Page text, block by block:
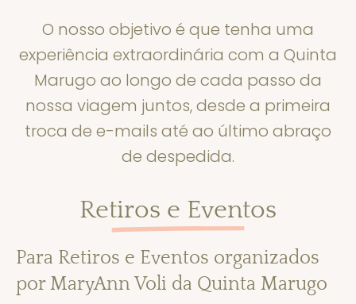
O nosso objetivo é que tenha uma
experiência extraordinária com a Quinta
Marugo ao longo de cada passo da
nossa viagem juntos, desde a primeira
troca de e-mails até ao último abraço
de despedida.
Retiros e Eventos
Para Retiros e Eventos organizados
por MaryAnn Voli da Quinta Marugo